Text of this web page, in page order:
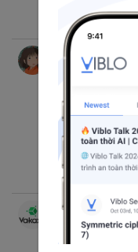
648 5
Vakaxa
thg 11 19, 2018
gì?
tìm hiểu
Ưu điểm của
công nghệ
Exchangescript
Những ưu
Blockchain